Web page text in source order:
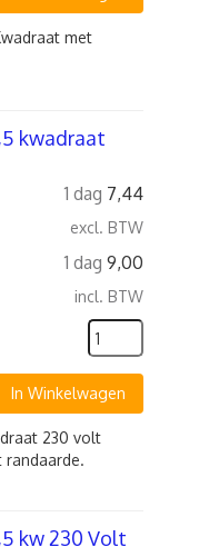
met
kwadraat
1 dag 7,44
excl. BTW
1 dag 9,00
incl. BTW
In Winkelwagen
230 volt
kw 230 Volt